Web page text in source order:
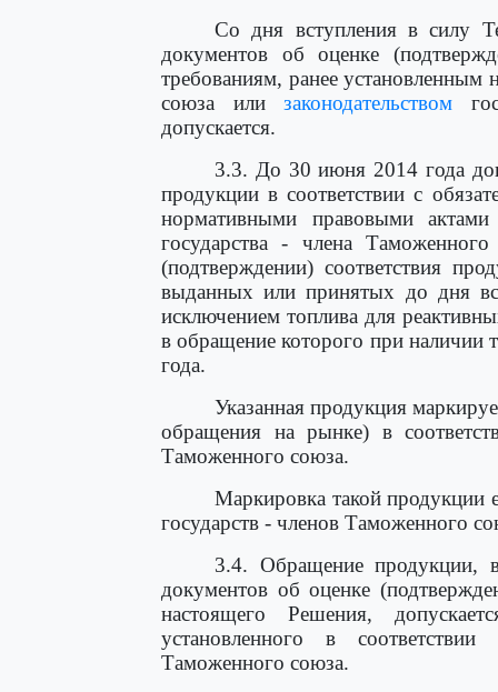
Со дня вступления в силу
документов об оценке
требованиям, ранее
союза или законодательством
допускается.
3.3. До 30 июня 2014 года
продукции в соответствии с
нормативными правовыми
государства - члена
(подтверждении) соответствия
выданных или принятых до дня
исключением топлива для
в обращение которого при наличии
года.
Указанная продукция
обращения на рынке) в
Таможенного союза.
Маркировка такой
государств - членов Таможенного
3.4. Обращение продукции,
документов об оценке
настоящего Решения,
установленного в
Таможенного союза.